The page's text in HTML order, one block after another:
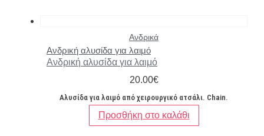
Ανδρικά
Ανδρική αλυσίδα για λαιμό
Ανδρική αλυσίδα για λαιμό
20.00€
Αλυσίδα για λαιμό από χειρουργικό ατσάλι. Chain.
Προσθήκη στο καλάθι